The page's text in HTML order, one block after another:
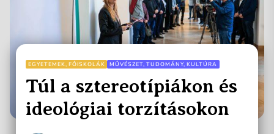
EGYETEMEK, FŐISKOLÁK MŰVÉSZET, TUDOMÁNY, KULTÚRA
Túl a sztereotípiákon és
ideológiai torzításokon